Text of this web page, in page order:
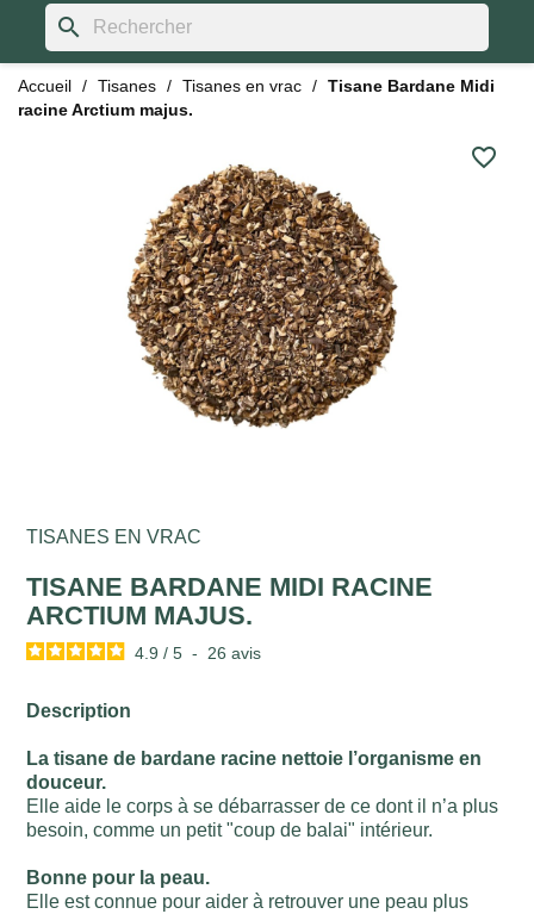
search
Accueil Tisanes Tisanes en vrac
Tisane Bardane Midi
racine Arctium majus.
favorite_border
TISANES EN VRAC
TISANE BARDANE MIDI RACINE
ARCTIUM MAJUS.
4.9 / 5 - 26avis
Description
La tisane de bardane racine nettoie l’organisme en
douceur.
Elle aide le corps à se débarrasser de ce dont il n’a plus
besoin, comme un petit "coup de balai" intérieur.
Bonne pour la peau.
Elle est connue pour aider à retrouver une peau plus